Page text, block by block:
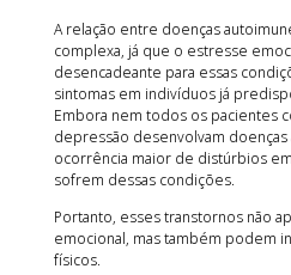
A relação entre doenças
complexa, já que o estresse
desencadeante para essas
sintomas em indivíduos já
Embora nem todos os pacientes
depressão desenvolvam doenças
ocorrência maior de distúrbios
sofrem dessas condições.
Portanto, esses transtornos não
emocional, mas também podem
físicos.